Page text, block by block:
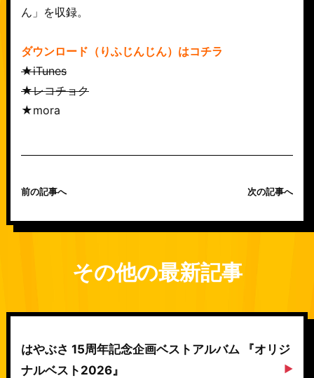
ん」を収録。
ダウンロード（りふじんじん）はコチラ
★iTunes
★レコチョク
★mora
前の記事へ 次の記事へ
その他の最新記事
はやぶさ 15周年記念企画ベストアルバム 『オリジ
ナルベスト2026』